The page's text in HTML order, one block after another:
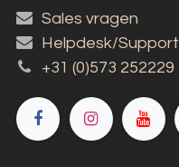
Sales vragen
Helpdesk/Support
+31 (0)573 252229